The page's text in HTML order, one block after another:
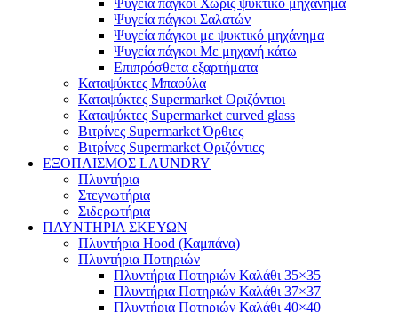
Ψυγεία πάγκοι Χωρίς ψυκτικό μηχάνημα
Ψυγεία πάγκοι Σαλατών
Ψυγεία πάγκοι με ψυκτικό μηχάνημα
Ψυγεία πάγκοι Με μηχανή κάτω
Επιπρόσθετα εξαρτήματα
Καταψύκτες Μπαούλα
Καταψύκτες Supermarket Οριζόντιοι
Καταψύκτες Supermarket curved glass
Βιτρίνες Supermarket Όρθιες
Βιτρίνες Supermarket Οριζόντιες
ΕΞΟΠΛΙΣΜΟΣ LAUNDRY
Πλυντήρια
Στεγνωτήρια
Σιδερωτήρια
ΠΛΥΝΤΗΡΙΑ ΣΚΕΥΩΝ
Πλυντήρια Hood (Καμπάνα)
Πλυντήρια Ποτηριών
Πλυντήρια Ποτηριών Καλάθι 35×35
Πλυντήρια Ποτηριών Καλάθι 37×37
Πλυντήρια Ποτηριών Καλάθι 40×40